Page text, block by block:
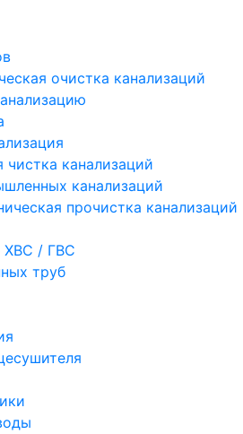
очистка канализаций
чистка канализаций
канализаций
прочистка канализаций
ХВС / ГВС
труб